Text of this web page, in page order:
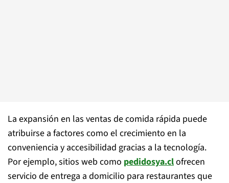
La expansión en las ventas de comida rápida puede
atribuirse a factores como el crecimiento en la
conveniencia y accesibilidad gracias a la tecnología.
Por ejemplo, sitios web como pedidosya.clofrecen
servicio de entrega a domicilio para restaurantes que